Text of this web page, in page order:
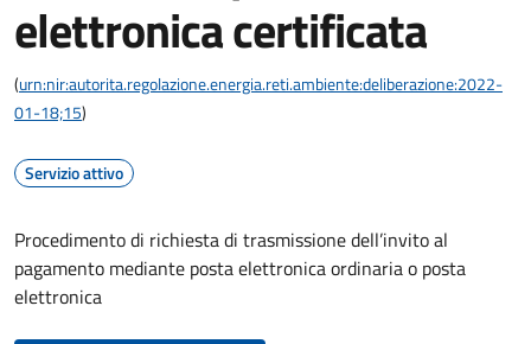
elettronica certificata
(urn:nir:autorita.regolazione.energia.reti.ambiente:deliberazione:2022-
01-18;15)
Servizio attivo
Procedimento di richiesta di trasmissione dell’invito al
pagamento mediante posta elettronica ordinaria o posta
elettronica